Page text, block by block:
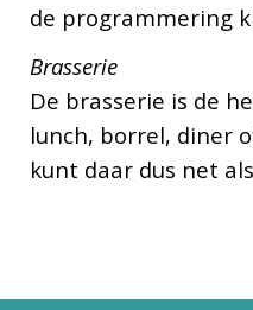
de programmering
Brasserie
De brasserie is de
lunch, borrel, diner
kunt daar dus net